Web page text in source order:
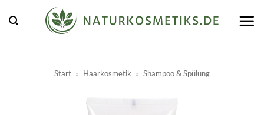
Inhalt
Start » Haarkosmetik » Shampoo & Spülung